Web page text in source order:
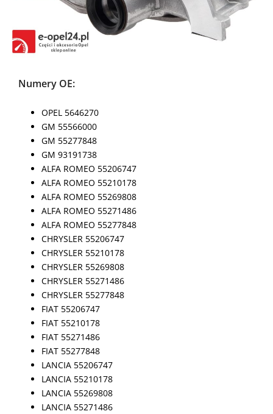
Numery OE:
OPEL 5646270
GM 55566000
GM 55277848
GM 93191738
ALFA ROMEO 55206747
ALFA ROMEO 55210178
ALFA ROMEO 55269808
ALFA ROMEO 55271486
ALFA ROMEO 55277848
CHRYSLER 55206747
CHRYSLER 55210178
CHRYSLER 55269808
CHRYSLER 55271486
CHRYSLER 55277848
FIAT 55206747
FIAT 55210178
FIAT 55271486
FIAT 55277848
LANCIA 55206747
LANCIA 55210178
LANCIA 55269808
LANCIA 55271486